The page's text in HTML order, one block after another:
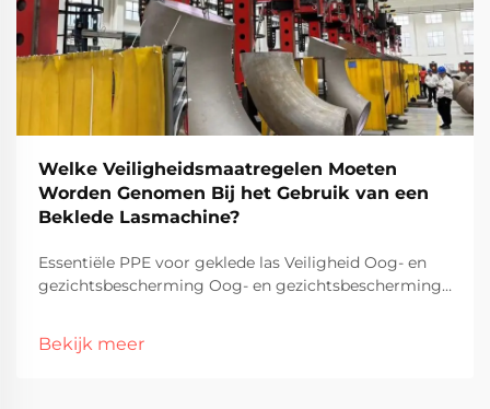
Welke Veiligheidsmaatregelen Moeten
Worden Genomen Bij het Gebruik van een
Beklede Lasmachine?
Essentiële PPE voor geklede las Veiligheid Oog- en
gezichtsbescherming Oog- en gezichtsbescherming
stralen echt wat schade kunnen veroorzaken. Een bril
Bekijk meer